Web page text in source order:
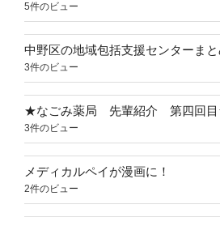
5件のビュー
中野区の地域包括支援センターまと
3件のビュー
★なごみ薬局 先輩紹介 第四回
3件のビュー
メディカルペイが漫画に！
2件のビュー